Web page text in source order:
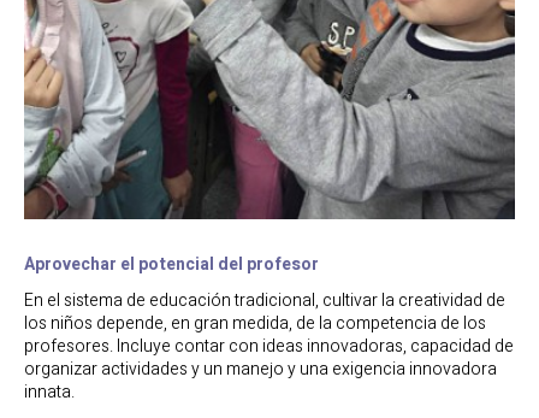
Aprovechar el potencial del profesor
En el sistema de educación tradicional, cultivar la creatividad de
los niños depende, en gran medida, de la competencia de los
profesores. Incluye contar con ideas innovadoras, capacidad de
organizar actividades y un manejo y una exigencia innovadora
innata.